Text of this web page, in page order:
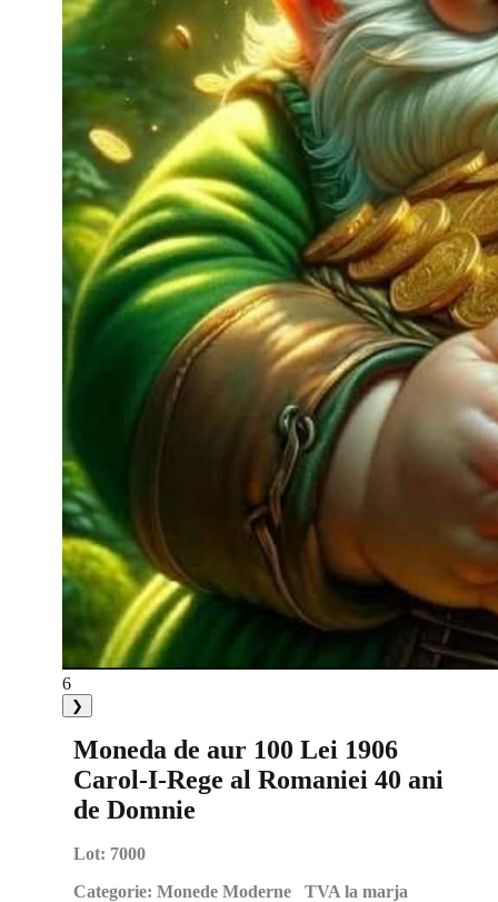
6
❯
Moneda de aur 100 Lei 1906
Carol-I-Rege al Romaniei 40 ani
de Domnie
Lot: 7000
Categorie: Monede Moderne TVA la marja